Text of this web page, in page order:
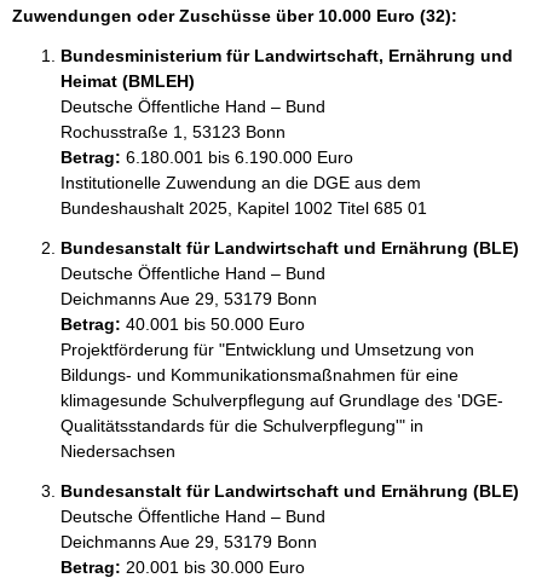
Zuwendungen oder Zuschüsse über 10.000 Euro (32):
Bundesministerium für Landwirtschaft, Ernährung und
Heimat (BMLEH)
Deutsche Öffentliche Hand – Bund
Rochusstraße 1, 53123 Bonn
Betrag: 6.180.001 bis 6.190.000 Euro
Institutionelle Zuwendung an die DGE aus dem
Bundeshaushalt 2025, Kapitel 1002 Titel 685 01
Bundesanstalt für Landwirtschaft und Ernährung (BLE)
Deutsche Öffentliche Hand – Bund
Deichmanns Aue 29, 53179 Bonn
Betrag: 40.001 bis 50.000 Euro
Projektförderung für "Entwicklung und Umsetzung von
Bildungs- und Kommunikationsmaßnahmen für eine
klimagesunde Schulverpflegung auf Grundlage des 'DGE-
Qualitätsstandards für die Schulverpflegung'" in
Niedersachsen
Bundesanstalt für Landwirtschaft und Ernährung (BLE)
Deutsche Öffentliche Hand – Bund
Deichmanns Aue 29, 53179 Bonn
Betrag: 20.001 bis 30.000 Euro